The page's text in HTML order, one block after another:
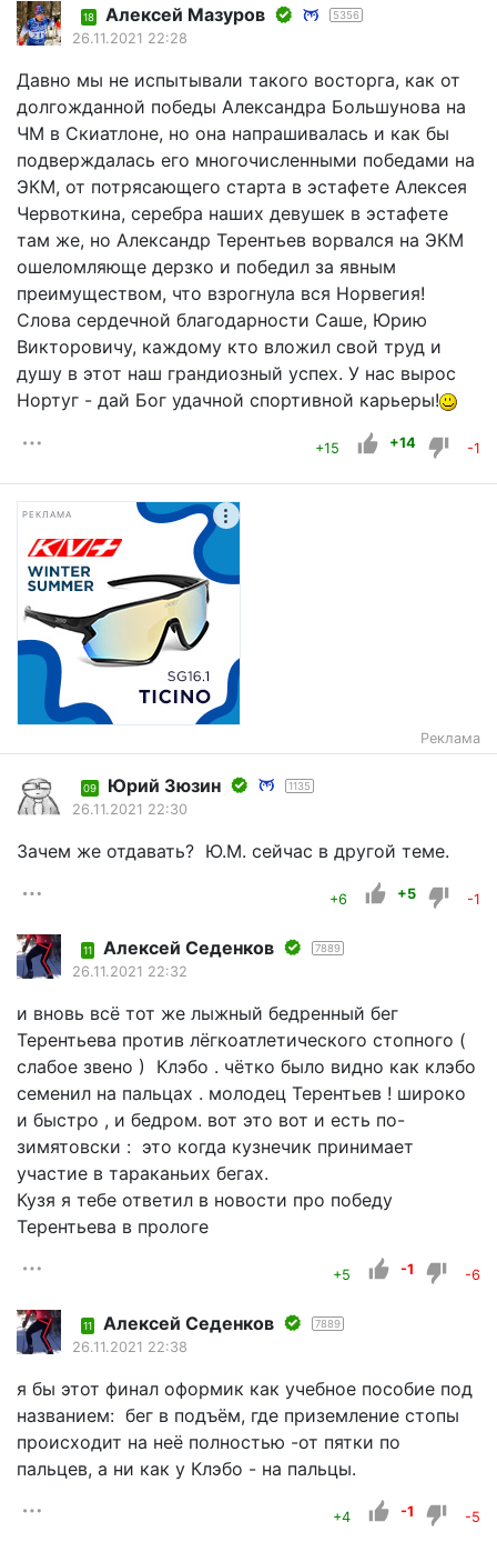
18 Алексей Мазуров 5356
26.11.2021 22:28
Давно мы не испытывали такого восторга, как от
долгожданной победы Александра Большунова на
ЧМ в Скиатлоне, но она напрашивалась и как бы
подверждалась его многочисленными победами на
ЭКМ, от потрясающего старта в эстафете Алексея
Червоткина, серебра наших девушек в эстафете
там же, но Александр Терентьев ворвался на ЭКМ
ошеломляюще дерзко и победил за явным
преимуществом, что взрогнула вся Норвегия!
Слова сердечной благодарности Саше, Юрию
Викторовичу, каждому кто вложил свой труд и
душу в этот наш грандиозный успех. У нас вырос
Нортуг - дай Бог удачной спортивной карьеры!
+15 +14 -1
РЕКЛАМА
Реклама
09 Юрий Зюзин 1135
26.11.2021 22:30
Зачем же отдавать? Ю.М. сейчас в другой теме.
+6 +5 -1
11 Алексей Седенков 7889
26.11.2021 22:32
и вновь всё тот же лыжный бедренный бег
Терентьева против лёгкоатлетического стопного (
слабое звено ) Клэбо . чётко было видно как клэбо
семенил на пальцах . молодец Терентьев ! широко
и быстро , и бедром. вот это вот и есть по-
зимятовски : это когда кузнечик принимает
участие в тараканьих бегах.
Кузя я тебе ответил в новости про победу
Терентьева в прологе
+5 -1 -6
11 Алексей Седенков 7889
26.11.2021 22:38
я бы этот финал оформик как учебное пособие под
названием: бег в подъём, где приземление стопы
происходит на неё полностью -от пятки по
пальцев, а ни как у Клэбо - на пальцы.
+4 -1 -5